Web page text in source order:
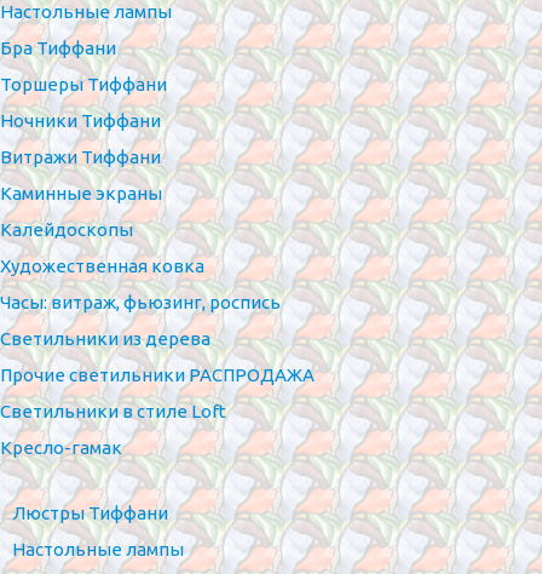
Настольные лампы
Бра Тиффани
Торшеры Тиффани
Ночники Тиффани
Витражи Тиффани
Каминные экраны
Калейдоскопы
Художественная ковка
Часы: витраж, фьюзинг, роспись
Светильники из дерева
Прочие светильники РАСПРОДАЖА
Светильники в стиле Loft
Кресло-гамак
Люстры Тиффани
Настольные лампы